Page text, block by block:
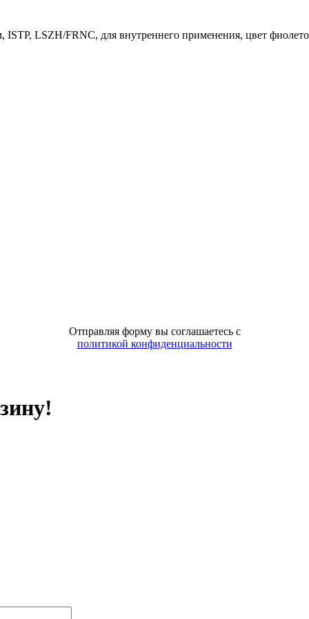
LSZH/FRNC, для внутреннего применения, цвет
Отправляя форму вы соглашаетесь с
политикой конфиденциальности